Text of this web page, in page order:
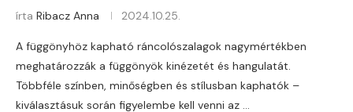
írta Ribacz Anna 2024.10.25.
A függönyhöz kapható ráncolószalagok nagymértékben
meghatározzák a függönyök kinézetét és hangulatát.
Többféle színben, minőségben és stílusban kaphatók –
kiválasztásuk során figyelembe kell venni az …